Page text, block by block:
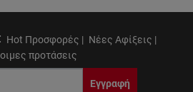
: Hot Προσφορές | Νέες Αφίξεις |
προτάσεις
Εγγραφή